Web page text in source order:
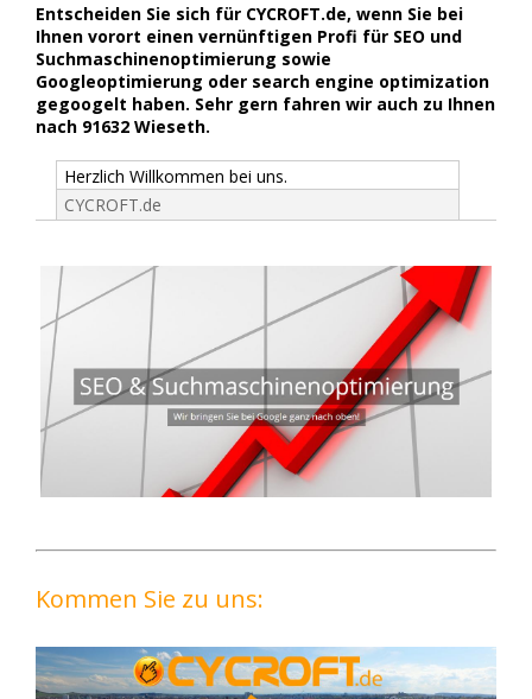
Entscheiden Sie sich für CYCROFT.de, wenn Sie bei
Ihnen vorort einen vernünftigen Profi für SEO und
Suchmaschinenoptimierung sowie
Googleoptimierung oder search engine optimization
gegoogelt haben. Sehr gern fahren wir auch zu Ihnen
nach 91632 Wieseth.
Herzlich Willkommen bei uns.
CYCROFT.de
Kommen Sie zu uns: